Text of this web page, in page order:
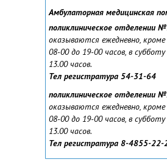
Амбулаторная медицинская
поликлиническое отделении
оказываются ежедневно, кроме
08-00 до 19-00 часов, в
13.00 часов.
Тел регистратура 54-31-64
поликлиническое отделении
оказываются ежедневно, кроме
08-00 до 19-00 часов, в
13.00 часов.
Тел регистратура 8-4855-